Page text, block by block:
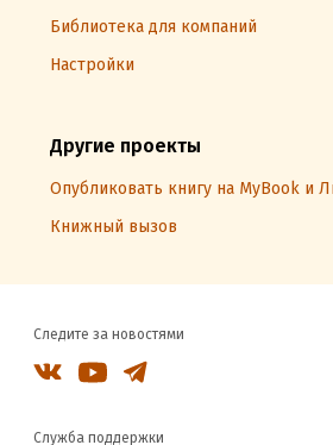
Библиотека для компаний
Настройки
Другие проекты
Опубликовать книгу на MyBook и
Книжный вызов
Следите за новостями
Служба поддержки